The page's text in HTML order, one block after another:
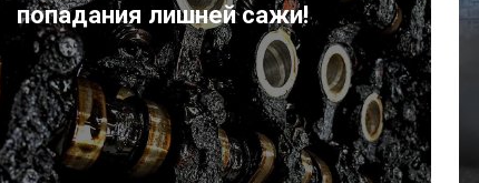
попадания лишней сажи!